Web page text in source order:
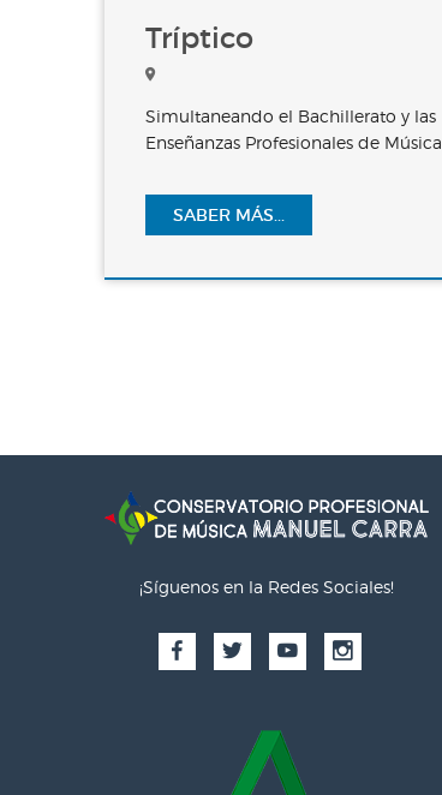
Tríptico
Simultaneando el Bachillerato y las
Enseñanzas Profesionales de Música
SABER MÁS...
¡Síguenos en la Redes Sociales!